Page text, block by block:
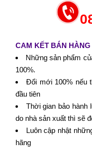
CAM KẾT BÁN
Những sản phẩm
100%.
Đổi mới 100% nếu
đầu tiên
Thời gian bảo hành
do nhà sản xuất thì sẽ
Luôn cập nhật
hãng